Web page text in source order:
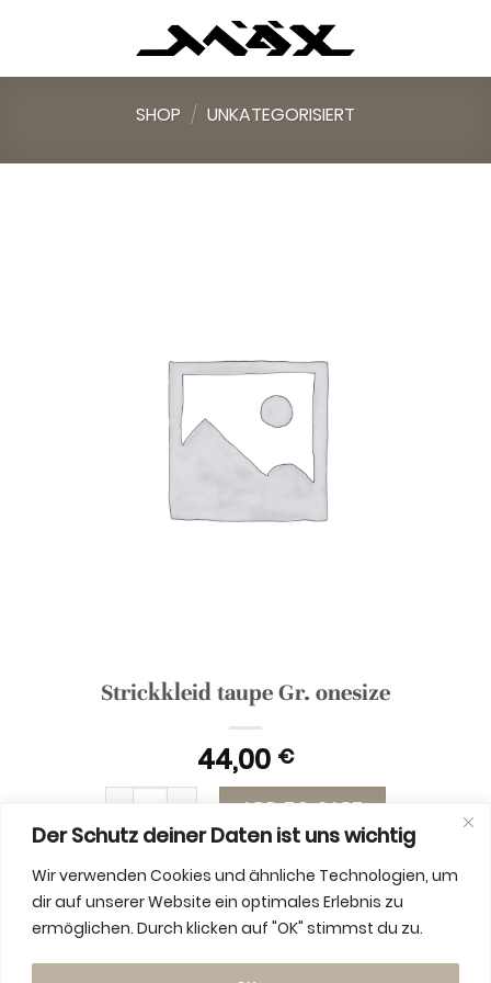
Der Schutz deiner Daten ist uns wichtig
Wir verwenden Cookies und ähnliche Technologien, um
dir auf unserer Website ein optimales Erlebnis zu
ermöglichen. Durch klicken auf "OK" stimmst du zu.
SHOP / UNKATEGORISIERT
Strickkleid taupe Gr. onesize
44,00 €
Strickkleid taupe Gr. onesize quantity
ADD TO CART
ADDITIONAL INFORMATION